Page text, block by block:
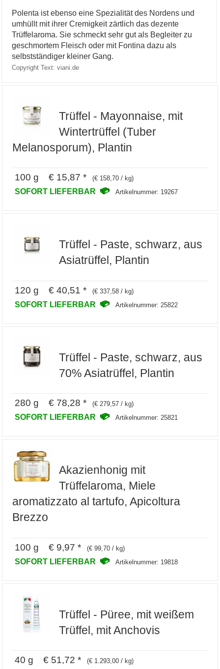
Polenta ist ebenso eine Spezialität des Nordens und
umhüllt mit ihrer Cremigkeit zärtlich das dezente
Trüffelaroma. Sie schmeckt sehr gut als Begleiter zu
geschmortem Fleisch oder mit Fontina dazu als
selbstständiger kleiner Gang.
Copyright Text: viani.de
Trüffel - Mayonnaise, mit
Wintertrüffel (Tuber
Melanosporum), Plantin
100 g € 15,87 * (€ 158,70 / kg)
SOFORT LIEFERBAR Artikelnummer: 19267
Trüffel - Paste, schwarz, aus
Asiatrüffel, Plantin
120 g € 40,51 * (€ 337,58 / kg)
SOFORT LIEFERBAR Artikelnummer: 25822
Trüffel - Paste, schwarz, aus
70% Asiatrüffel, Plantin
280 g € 78,28 * (€ 279,57 / kg)
SOFORT LIEFERBAR Artikelnummer: 25821
Akazienhonig mit
Trüffelaroma, Miele
aromatizzato al tartufo, Apicoltura
Brezzo
100 g € 9,97 * (€ 99,70 / kg)
SOFORT LIEFERBAR Artikelnummer: 19818
Trüffel - Püree, mit weißem
Trüffel, mit Anchovis
40 g € 51,72 * (€ 1.293,00 / kg)